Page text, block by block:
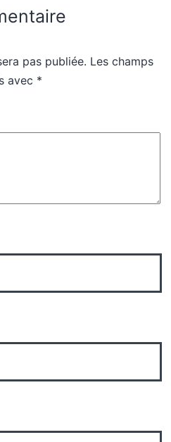
pas publiée. Les champs
avec *